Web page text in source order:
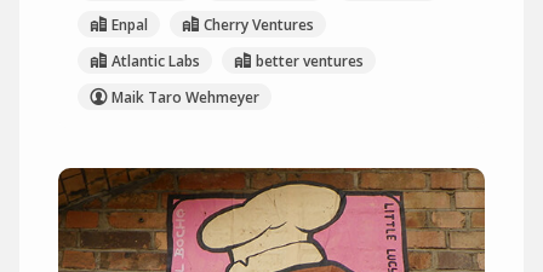
Enpal
Cherry Ventures
Atlantic Labs
better ventures
Maik Taro Wehmeyer